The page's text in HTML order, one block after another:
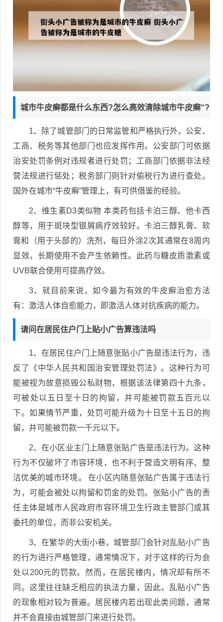
城市牛皮癣都是什么东西?怎么高效清除城市牛皮癣“?
1、除了城管部门的日常监管和严格执行外，公安、
工商、税务等其他部门也应发挥作用。公安部门可依据
治安处罚条例对违规者进行处罚；工商部门依据非法经
营法规进行惩处；税务部门则针对偷税行为进行查处。
国外在城市“牛皮癣”管理上，有可供借鉴的经验。
2、维生素D3类似物 本类药包括卡泊三醇、他卡西
醇等，用于斑块型银屑病疗效较好。卡泊三醇乳膏、软
膏和（用于头部的）洗剂，每日外涂2次其通常在8周内
显效，长期使用不会产生依赖性。此药与糖皮质激素或
UVB联合使用可提高疗效。
3、就目前来说，如今最为有效的牛皮癣治愈方法
有：激活人体自愈能力，即激活人体对抗疾病的能力。
请问在居民住户门上贴小广告算违法吗
1、在居民住户门上随意张贴小广告是违法行为，违
反了《中华人民共和国治安管理处罚法》。这种行为可
能被视为故意损毁公私财物，根据该法律第四十九条，
可被处以五日至十日的拘留，并可能被罚款五百元以
下。如果情节严重，处罚可能升级为十日至十五日的拘
留，并可能被罚款一千元以下。
2、在小区业主门上随意张贴广告是违法行为。这种
行为不仅破坏了市容环境，也不利于营造文明有序、整
洁优美的城市环境。 在小区内随意张贴广告属于违法行
为，可能会被处以拘留和罚金的处罚。张贴小广告的责
任主体是城市人民政府市容环境卫生行政主管部门或其
委托的单位，而非公安机关。
3、在繁华的大街小巷，城管部门会针对乱贴小广告
的行为进行严格管理，通常情况下，对于这样的行为会
处以200元的罚款。然而，在居民楼内，情况却有所不
同。这里往往缺乏相应的执法力量，因此，乱贴小广告
的现象相对较为普遍。居民楼内若出现此类问题，通常
并不会直接由城管部门来进行处罚。